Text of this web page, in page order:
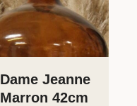
Dame Jeanne
Marron 42cm